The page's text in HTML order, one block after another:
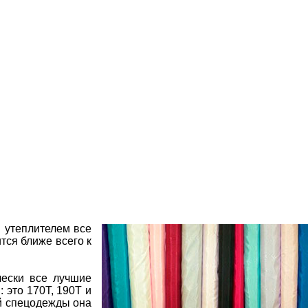
все
ближе всего к
все лучшие
это 170Т, 190Т и
спецодежды она